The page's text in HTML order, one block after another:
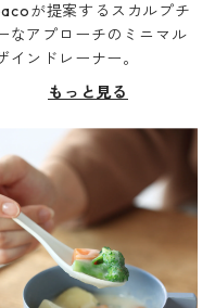
が提案するスカルプチ
なアプローチのミニマル
インドレーナー。
もっと見る